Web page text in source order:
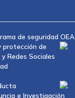
de seguridad OEA
protección de
Redes Sociales
e Investigación